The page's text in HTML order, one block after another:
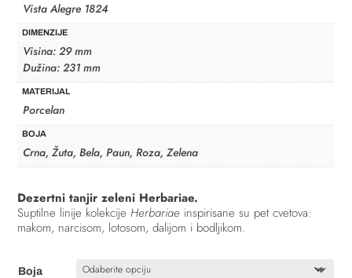
Vista Alegre 1824
DIMENZIJE
Visina: 29 mm
Dužina: 231 mm
MATERIJAL
Porcelan
BOJA
Crna, Žuta, Bela, Paun, Roza, Zelena
Dezertni tanjir zeleni Herbariae.
Suptilne linije kolekcije Herbariae inspirisane su pet cvetova:
makom, narcisom, lotosom, dalijom i bodljikom.
Boja